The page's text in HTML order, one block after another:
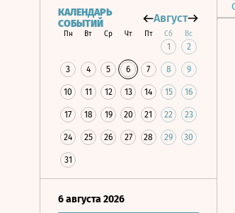
КАЛЕНДАРЬ
СОБЫТИЙ
Август
Пн Вт Ср Чт Пт Сб Вс
1 2
3 4 5 6 7 8 9
10 11 12 13 14 15 16
17 18 19 20 21 22 23
24 25 26 27 28 29 30
31
6 августа 2026